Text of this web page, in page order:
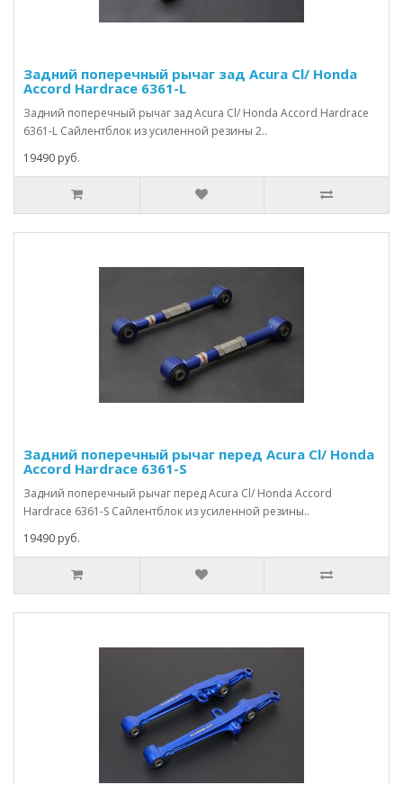
Задний поперечный рычаг зад Acura Cl/ Honda
Accord Hardrace 6361-L
Задний поперечный рычаг зад Acura Cl/ Honda Accord Hardrace
6361-L Сайлентблок из усиленной резины 2..
19490 руб.
Задний поперечный рычаг перед Acura Cl/ Honda
Accord Hardrace 6361-S
Задний поперечный рычаг перед Acura Cl/ Honda Accord
Hardrace 6361-S Сайлентблок из усиленной резины..
19490 руб.